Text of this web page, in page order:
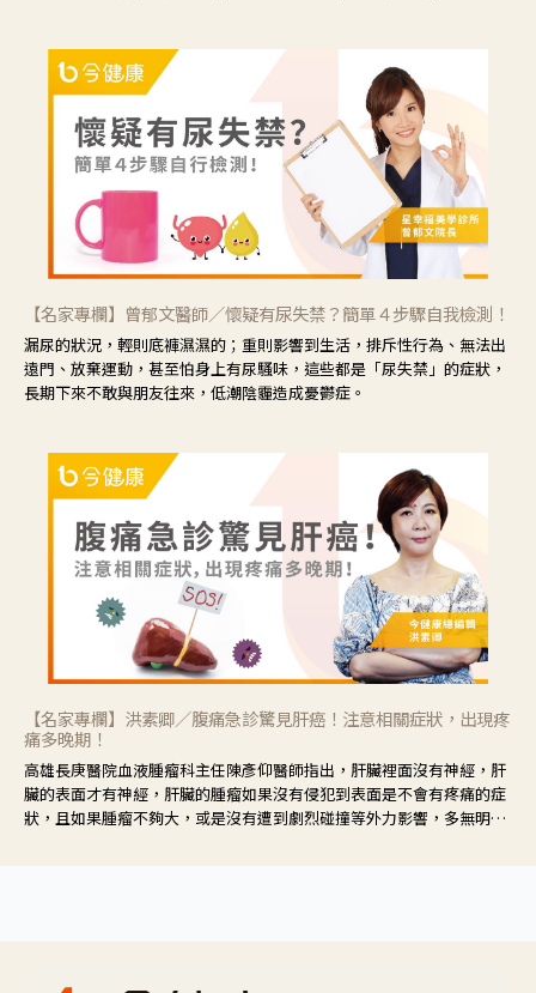
【名家專欄】曾郁文醫師／懷疑有尿失禁？簡單４步驟自我檢測！
漏尿的狀況，輕則底褲濕濕的；重則影響到生活，排斥性行為、無法出
遠門、放棄運動，甚至怕身上有尿騷味，這些都是「尿失禁」的症狀，
長期下來不敢與朋友往來，低潮陰霾造成憂鬱症。
【名家專欄】洪素卿／腹痛急診驚見肝癌！注意相關症狀，出現疼
痛多晚期！
高雄長庚醫院血液腫瘤科主任陳彥仰醫師指出，肝臟裡面沒有神經，肝
臟的表面才有神經，肝臟的腫瘤如果沒有侵犯到表面是不會有疼痛的症
狀，且如果腫瘤不夠大，或是沒有遭到劇烈碰撞等外力影響，多無明顯